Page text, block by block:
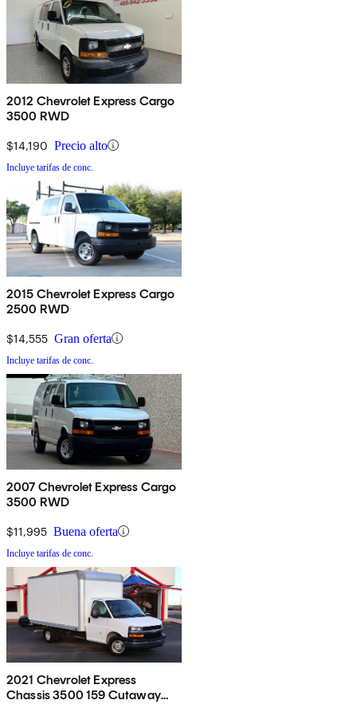
2012 Chevrolet Express Cargo
3500 RWD
$14,190 Precio alto
Incluye tarifas de conc.
2015 Chevrolet Express Cargo
2500 RWD
$14,555 Gran oferta
Incluye tarifas de conc.
2007 Chevrolet Express Cargo
3500 RWD
$11,995 Buena oferta
Incluye tarifas de conc.
2021 Chevrolet Express
Chassis 3500 159 Cutaway